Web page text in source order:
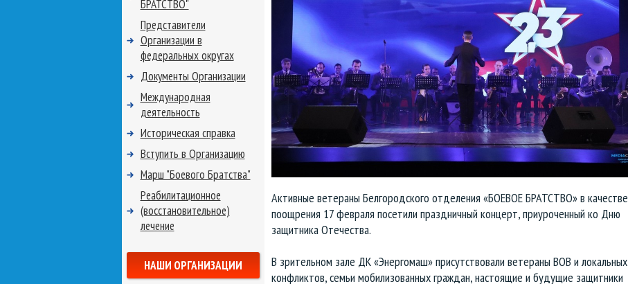
Активные ветераны Белгородского отделения «БОЕВОЕ БРАТСТВО» в качестве
поощрения 17 февраля посетили праздничный концерт, приуроченный ко Дню
защитника Отечества.
В зрительном зале ДК «Энергомаш» присутствовали ветераны ВОВ и локальных
конфликтов, семьи мобилизованных граждан, настоящие и будущие защитники
БРАТСТВО"
Представители
Организации в
федеральных округах
Документы Организации
Международная
деятельность
Историческая справка
Вступить в Организацию
Марш "Боевого Братства"
Реабилитационное
(восстановительное)
лечение
НАШИ ОРГАНИЗАЦИИ